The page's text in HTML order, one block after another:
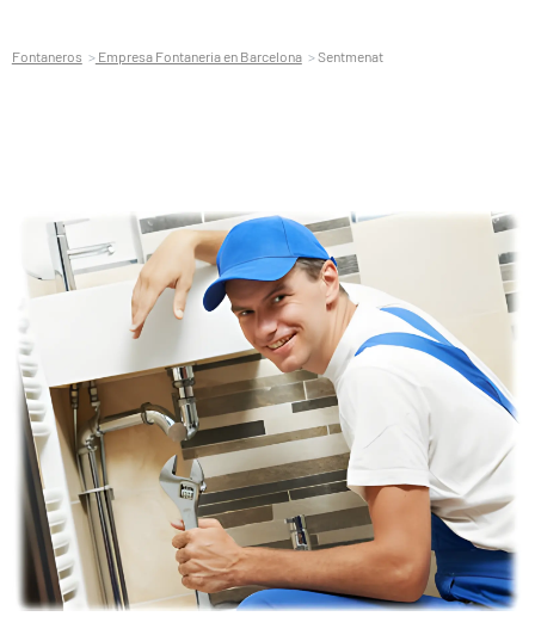
Fontaneros Empresa Fontaneria en Barcelona Sentmenat